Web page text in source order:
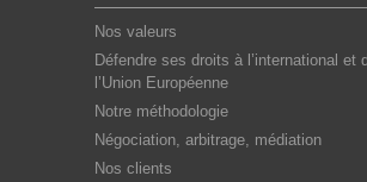
Nos valeurs
Défendre ses droits à l’international et
l’Union Européenne
Notre méthodologie
Négociation, arbitrage, médiation
Nos clients